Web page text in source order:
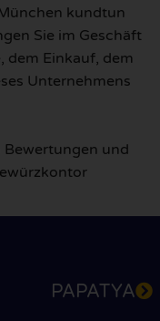
kundtun
Sie im Geschäft
dem Einkauf, dem
Unternehmens
Bewertungen und
PAPATYA